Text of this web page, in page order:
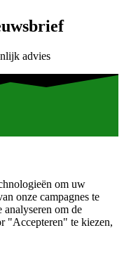
advies
om uw
onze campagnes te
analyseren om de
"Accepteren" te kiezen,